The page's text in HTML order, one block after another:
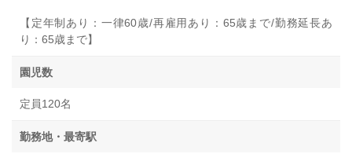
【定年制あり：一律60歳/再雇用あり：65歳まで/勤務延長あ
り：65歳まで】
園児数
定員120名
勤務地・最寄駅